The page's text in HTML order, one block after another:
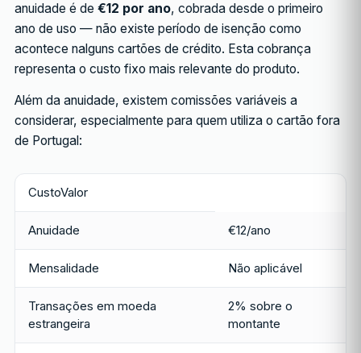
anuidade é de €12 por ano, cobrada desde o primeiro
ano de uso — não existe período de isenção como
acontece nalguns cartões de crédito. Esta cobrança
representa o custo fixo mais relevante do produto.
Além da anuidade, existem comissões variáveis a
considerar, especialmente para quem utiliza o cartão fora
de Portugal:
CustoValor
Anuidade €12/ano
Mensalidade Não aplicável
Transações em moeda
estrangeira
2% sobre o
montante